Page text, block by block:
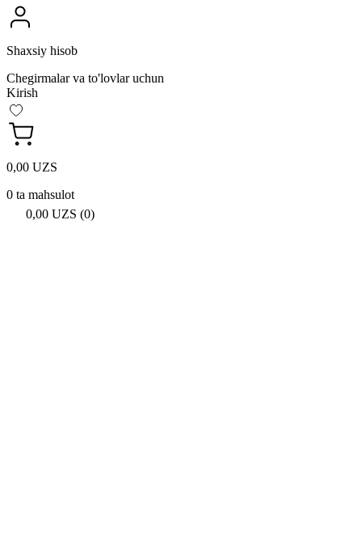
Shaxsiy hisob
Chegirmalar va to'lovlar uchun
Kirish
0,00 UZS
0 ta mahsulot
0,00 UZS (0)